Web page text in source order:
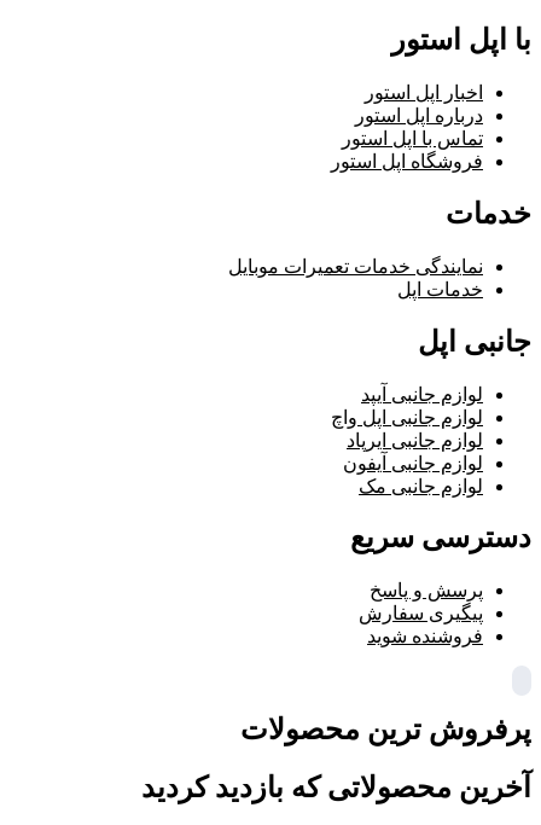
با اپل استور
اخبار اپل استور
درباره اپل استور
تماس با اپل استور
فروشگاه اپل استور
خدمات
نمایندگی خدمات تعمیرات موبایل
خدمات اپل
جانبی اپل
لوازم جانبی آیپد
لوازم جانبی اپل واچ
لوازم جانبی ایرپاد
لوازم جانبی آیفون
لوازم جانبی مک
دسترسی سریع
پرسش و پاسخ
پیگیری سفارش
فروشنده شوید
پرفروش ترین محصولات
آخرین محصولاتی که بازدید کردید